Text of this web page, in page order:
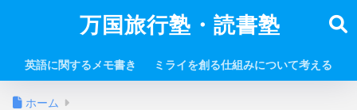
万国旅行塾・読書塾
英語に関するメモ書き ミライを創る仕組みについて考える
ホーム